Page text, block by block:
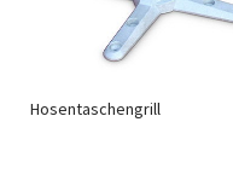
Hosentaschengrill